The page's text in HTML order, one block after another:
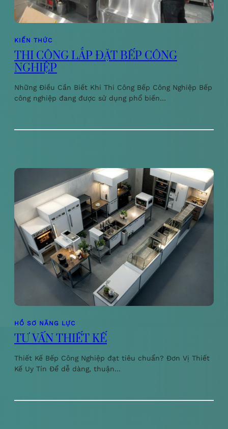
KIẾN THỨC
THI CÔNG LẮP ĐẶT BẾP CÔNG
NGHIỆP
Những Điều Cần Biết Khi Thi Công Bếp Công Nghiệp Bếp
công nghiệp đang được sử dụng phổ biến…
HỒ SƠ NĂNG LỰC
TƯ VẤN THIẾT KẾ
Thiết Kế Bếp Công Nghiệp đạt tiêu chuẩn? Đơn Vị Thiết
Kế Uy Tín Để dễ dàng, thuận…